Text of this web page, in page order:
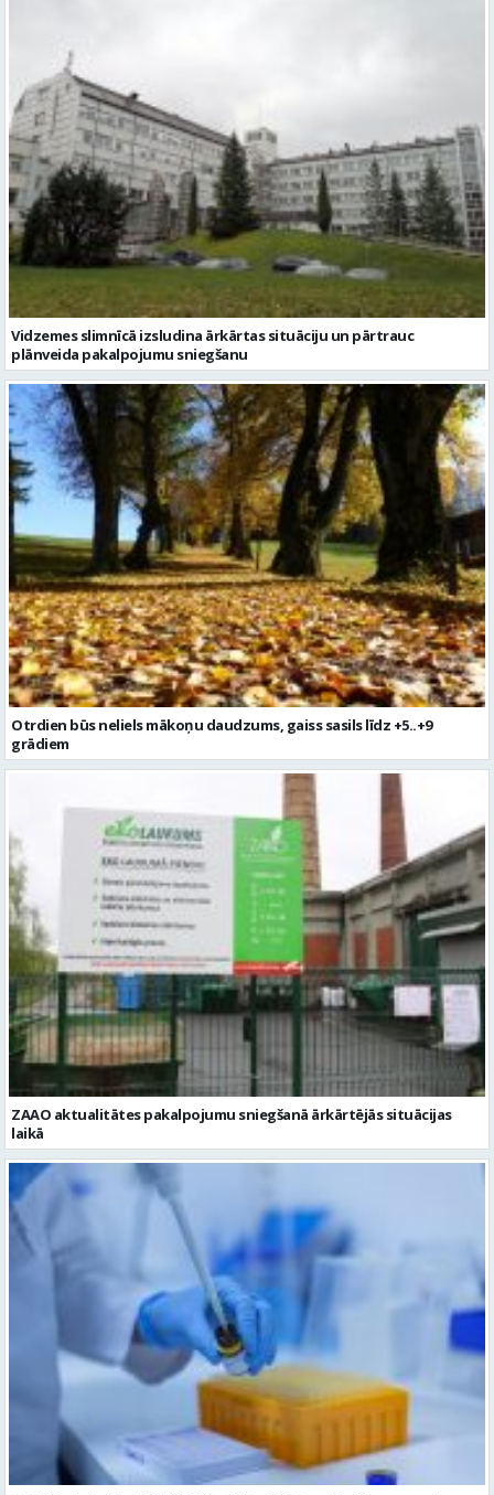
Vidzemes slimnīcā izsludina ārkārtas situāciju un pārtrauc
plānveida pakalpojumu sniegšanu
Otrdien būs neliels mākoņu daudzums, gaiss sasils līdz +5..+9
grādiem
ZAAO aktualitātes pakalpojumu sniegšanā ārkārtējās situācijas
laikā